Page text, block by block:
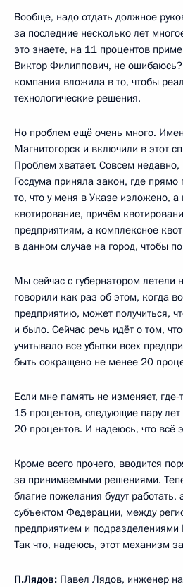
Вообще, надо отдать должное
за последние несколько лет
это знаете, на 11 процентов
Виктор Филиппович, не
компания вложила в то, чтобы
технологические решения.
Но проблем ещё очень много.
Магнитогорск и включили в этот
Проблем хватает. Совсем недавно,
Госдума приняла закон, где прямо
то, что у меня в Указе изложено, а
квотирование, причём
предприятиям, а комплексное
в данном случае на город, чтобы
Мы сейчас с губернатором летели
говорили как раз об этом, когда
предприятию, может получиться,
и было. Сейчас речь идёт о том,
учитывало все убытки всех
быть сокращено не менее 20
Если мне память не изменяет,
15 процентов, следующие пару
20 процентов. И надеюсь, что всё
Кроме всего прочего, вводится
за принимаемыми решениями.
благие пожелания будут
субъектом Федерации, между
предприятием и подразделениями
Так что, надеюсь, этот механизм
П.Лядов: Павел Лядов, инженер